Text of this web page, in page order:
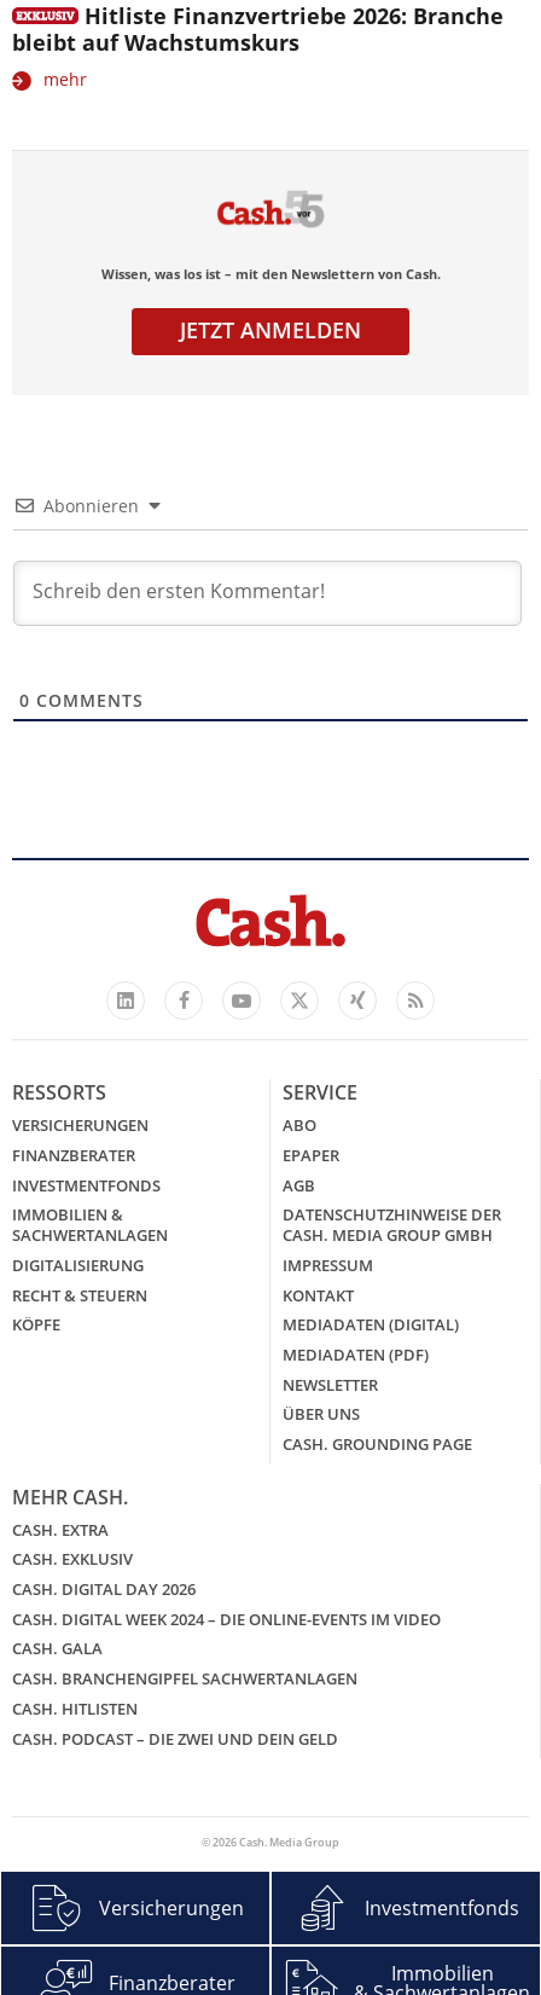
Hitliste Finanzvertriebe 2026: Branche
bleibt auf Wachstumskurs
mehr
Wissen, was los ist – mit den Newslettern von Cash.
JETZT ANMELDEN
Abonnieren
0 COMMENTS
LinkedIn
FacebookYouTube
X
Xing Feed
RESSORTS
VERSICHERUNGEN
FINANZBERATER
INVESTMENTFONDS
IMMOBILIEN &
SACHWERTANLAGEN
DIGITALISIERUNG
RECHT & STEUERN
KÖPFE
SERVICE
ABO
EPAPER
AGB
DATENSCHUTZHINWEISE DER
CASH. MEDIA GROUP GMBH
IMPRESSUM
KONTAKT
MEDIADATEN (DIGITAL)
MEDIADATEN (PDF)
NEWSLETTER
ÜBER UNS
CASH. GROUNDING PAGE
MEHR CASH.
CASH. EXTRA
CASH. EXKLUSIV
CASH. DIGITAL DAY 2026
CASH. DIGITAL WEEK 2024 – DIE ONLINE-EVENTS IM VIDEO
CASH. GALA
CASH. BRANCHENGIPFEL SACHWERTANLAGEN
CASH. HITLISTEN
CASH. PODCAST – DIE ZWEI UND DEIN GELD
© 2026 Cash. Media Group
Versicherungen Investmentfonds
Finanzberater Immobilien